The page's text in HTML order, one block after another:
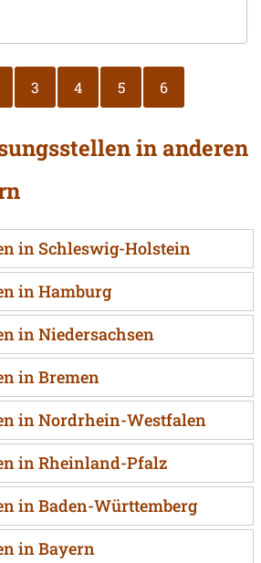
3 4 5 6
in anderen
in Schleswig-Holstein
in Hamburg
in Niedersachsen
in Bremen
in Nordrhein-Westfalen
in Rheinland-Pfalz
in Baden-Württemberg
in Bayern